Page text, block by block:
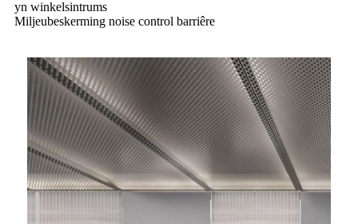
yn winkelsintrums
Miljeubeskerming noise control barriêre